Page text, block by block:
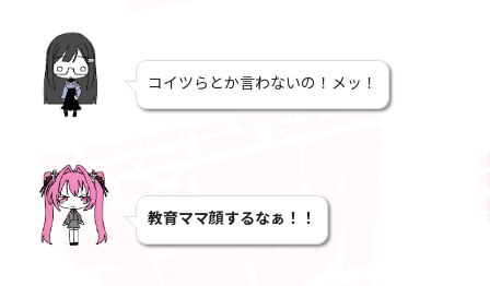
コイツらとか言わないの！メッ！
教育ママ顔するなぁ！！